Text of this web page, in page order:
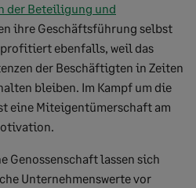
der Beteiligung und
ihre Geschäftsführung selbst
ebenfalls, weil das
der Beschäftigten in Zeiten
bleiben. Im Kampf um die
eine Miteigentümerschaft am
Genossenschaft lassen sich
Unternehmenswerte vor